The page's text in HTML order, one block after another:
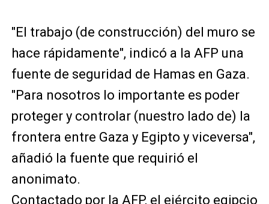
"El trabajo (de construcción) del muro se
hace rápidamente", indicó a la AFP una
fuente de seguridad de Hamas en Gaza.
"Para nosotros lo importante es poder
proteger y controlar (nuestro lado de) la
frontera entre Gaza y Egipto y viceversa",
añadió la fuente que requirió el
anonimato.
Contactado por la AFP, el ejército egipcio